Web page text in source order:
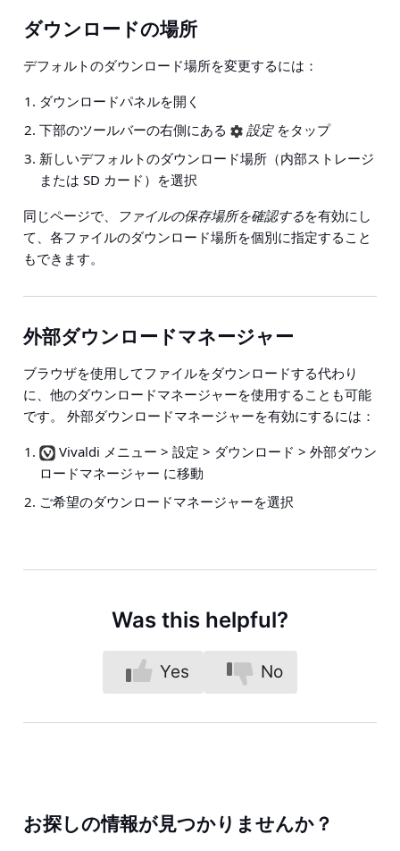
ダウンロードの場所
デフォルトのダウンロード場所を変更するには：
ダウンロードパネルを開く
下部のツールバーの右側にある
設定をタップ
新しいデフォルトのダウンロード場所（内部ストレージ
または SD カード）を選択
同じページで、
ファイルの保存場所を確認するを有効にし
て、各ファイルのダウンロード場所を個別に指定すること
もできます。
外部ダウンロードマネージャー
ブラウザを使用してファイルをダウンロードする代わり
に、他のダウンロードマネージャーを使用することも可能
です。 外部ダウンロードマネージャーを有効にするには：
Vivaldi メニュー > 設定 > ダウンロード > 外部ダウン
ロードマネージャー に移動
ご希望のダウンロードマネージャーを選択
Was this helpful?
Yes No
お探しの情報が見つかりませんか？